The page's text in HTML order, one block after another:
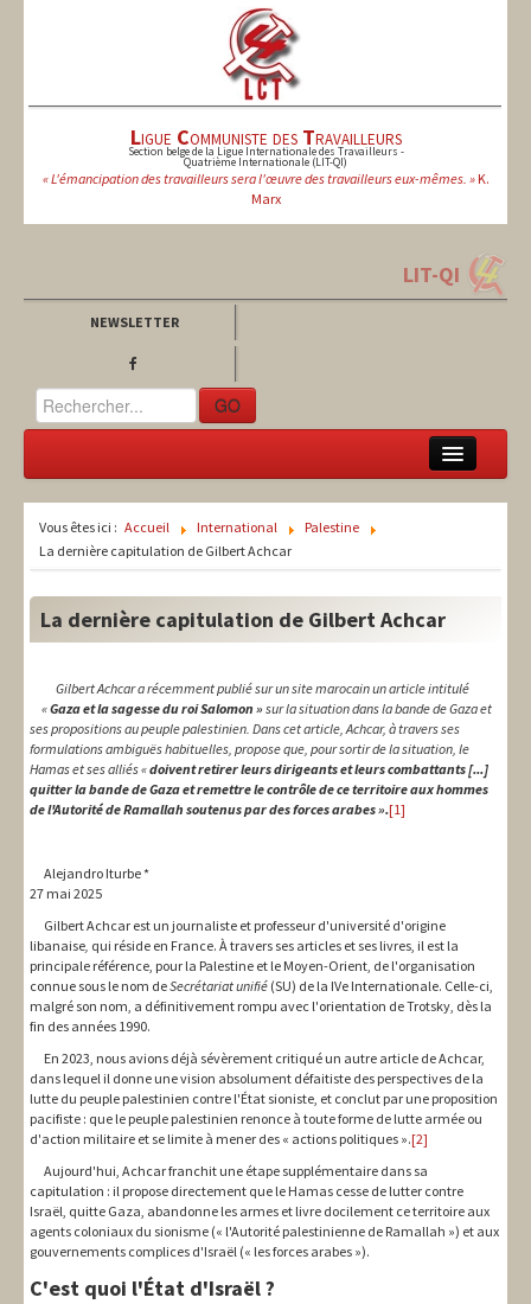
Ligue Communiste des Travailleurs
Section belge de la Ligue Internationale des Travailleurs -
Quatrième Internationale (LIT-QI)
« L'émancipation des travailleurs sera l'œuvre des travailleurs eux-mêmes. »K.
Marx
LIT-QI
NEWSLETTER
GO
Europe
International
Syndical
Thèmes
Vous êtes ici : Accueil International
Palestine
La dernière capitulation de Gilbert Achcar
La dernière capitulation de Gilbert Achcar
Gilbert Achcar a récemment publié sur un site marocain un article intitulé
«Gaza et la sagesse du roi Salomon » sur la situation dans la bande de Gaza et
ses propositions au peuple palestinien. Dans cet article, Achcar, à travers ses
formulations ambiguës habituelles, propose que, pour sortir de la situation, le
Hamas et ses alliés «doivent retirer leurs dirigeants et leurs combattants [...]
quitter la bande de Gaza et remettre le contrôle de ce territoire aux hommes
de l'Autorité de Ramallah soutenus par des forces arabes ».[1]
Alejandro Iturbe *
27 mai 2025
Gilbert Achcar est un journaliste et professeur d'université d'origine
libanaise, qui réside en France. À travers ses articles et ses livres, il est la
principale référence, pour la Palestine et le Moyen-Orient, de l'organisation
connue sous le nom deSecrétariat unifié (SU) de la IVe Internationale. Celle-ci,
malgré son nom, a définitivement rompu avec l'orientation de Trotsky, dès la
fin des années 1990.
En 2023, nous avions déjà sévèrement critiqué un autre article de Achcar,
dans lequel il donne une vision absolument défaitiste des perspectives de la
lutte du peuple palestinien contre l'État sioniste, et conclut par une proposition
pacifiste : que le peuple palestinien renonce à toute forme de lutte armée ou
d'action militaire et se limite à mener des « actions politiques ».[2]
Aujourd'hui, Achcar franchit une étape supplémentaire dans sa
capitulation : il propose directement que le Hamas cesse de lutter contre
Israël, quitte Gaza, abandonne les armes et livre docilement ce territoire aux
agents coloniaux du sionisme (« l'Autorité palestinienne de Ramallah ») et aux
gouvernements complices d'Israël (« les forces arabes »).
C'est quoi l'État d'Israël ?